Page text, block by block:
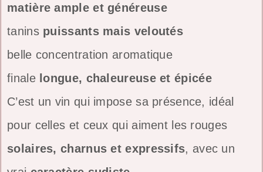
matière ample et généreuse
tanins puissants mais veloutés
belle concentration aromatique
finale longue, chaleureuse et épicée
C’est un vin qui impose sa présence, idéal
pour celles et ceux qui aiment les rouges
solaires, charnus et expressifs, avec un